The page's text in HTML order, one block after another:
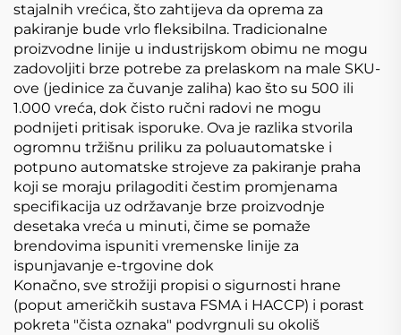
stajalnih vrećica, što zahtijeva da oprema za
pakiranje bude vrlo fleksibilna. Tradicionalne
proizvodne linije u industrijskom obimu ne mogu
zadovoljiti brze potrebe za prelaskom na male SKU-
ove (jedinice za čuvanje zaliha) kao što su 500 ili
1.000 vreća, dok čisto ručni radovi ne mogu
podnijeti pritisak isporuke. Ova je razlika stvorila
ogromnu tržišnu priliku za poluautomatske i
potpuno automatske strojeve za pakiranje praha
koji se moraju prilagoditi čestim promjenama
specifikacija uz održavanje brze proizvodnje
desetaka vreća u minuti, čime se pomaže
brendovima ispuniti vremenske linije za
ispunjavanje e-trgovine dok
Konačno, sve strožiji propisi o sigurnosti hrane
(poput američkih sustava FSMA i HACCP) i porast
pokreta "čista oznaka" podvrgnuli su okoliš